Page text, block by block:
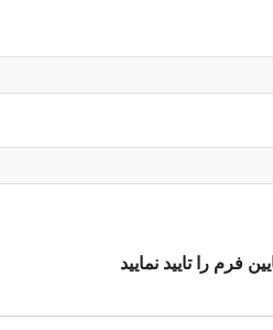
فرم را تایید نمایید